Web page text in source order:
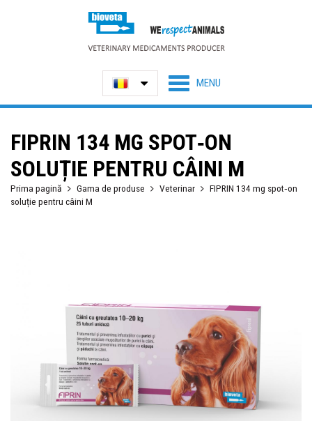
FIPRIN 134 MG SPOT‐ON
SOLUȚIE PENTRU CÂINI M
Prima pagină Gama de produse Veterinar
FIPRIN 134 mg spot‐on
soluție pentru câini M